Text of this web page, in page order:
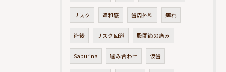
リスク 違和感 歯周外科 痺れ
術後 リスク回避 股関節の痛み
Saburina 噛み合わせ 仮歯